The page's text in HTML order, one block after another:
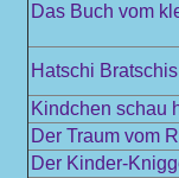
Das Buch vom
Hatschi
Kindchen schau
Der Traum vom
Der Kinder-